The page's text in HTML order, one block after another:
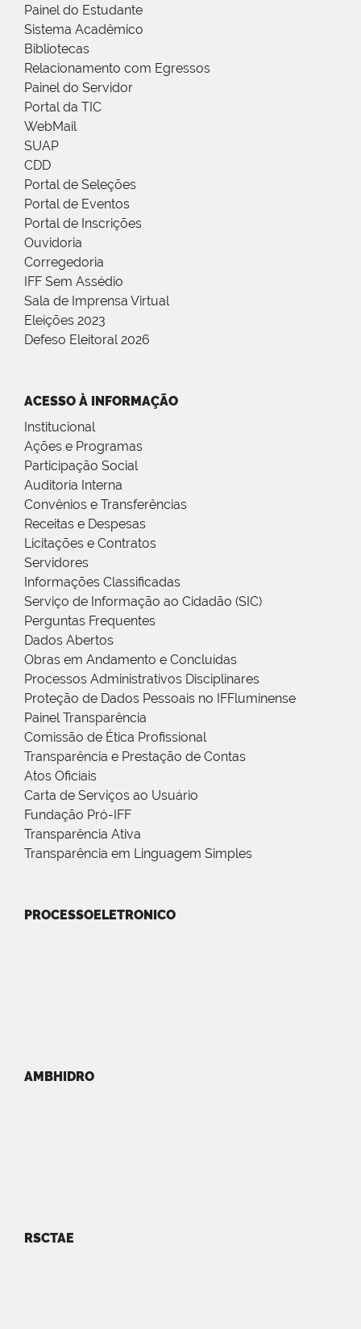
Painel do Estudante
Sistema Acadêmico
Bibliotecas
Relacionamento com Egressos
Painel do Servidor
Portal da TIC
WebMail
SUAP
CDD
Portal de Seleções
Portal de Eventos
Portal de Inscrições
Ouvidoria
Corregedoria
IFF Sem Assédio
Sala de Imprensa Virtual
Eleições 2023
Defeso Eleitoral 2026
ACESSO À INFORMAÇÃO
Institucional
Ações e Programas
Participação Social
Auditoria Interna
Convênios e Transferências
Receitas e Despesas
Licitações e Contratos
Servidores
Informações Classificadas
Serviço de Informação ao Cidadão (SIC)
Perguntas Frequentes
Dados Abertos
Obras em Andamento e Concluídas
Processos Administrativos Disciplinares
Proteção de Dados Pessoais no IFFluminense
Painel Transparência
Comissão de Ética Profissional
Transparência e Prestação de Contas
Atos Oficiais
Carta de Serviços ao Usuário
Fundação Pró-IFF
Transparência Ativa
Transparência em Linguagem Simples
PROCESSOELETRONICO
AMBHIDRO
RSCTAE